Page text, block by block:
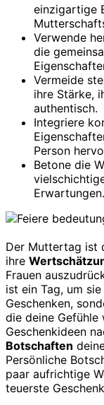
einzigartige
Verwende
die
Vermeide
ihre Stärke,
authentisch.
Integriere
Person
Betone die
Erwartungen.
Der Muttertag ist
ihre
Frauen
ist ein Tag, um
Geschenken,
die deine Gefühle
Geschenkideen
Botschaften
Persönliche
paar aufrichtige
teuerste